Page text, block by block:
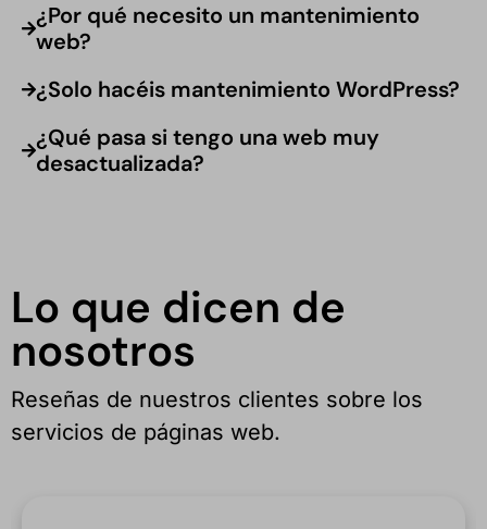
¿Por qué necesito un mantenimiento
web?
¿Solo hacéis mantenimiento WordPress?
¿Qué pasa si tengo una web muy
desactualizada?
Lo que dicen de
nosotros
Reseñas de nuestros clientes sobre los
servicios de páginas web.